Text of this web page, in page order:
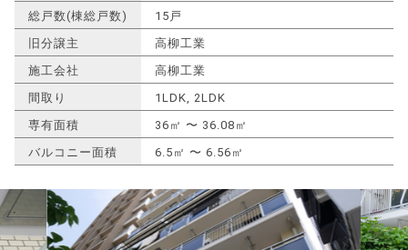
総戸数(棟総戸数)
15戸
旧分譲主
高柳工業
施工会社
高柳工業
間取り
1LDK, 2LDK
専有面積
36㎡ 〜 36.08㎡
バルコニー面積
6.5㎡ 〜 6.56㎡